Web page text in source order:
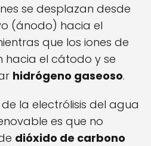
se desplazan desde
(ánodo) hacia el
que los iones de
hacia el cátodo y se
hidrógeno gaseoso.
la electrólisis del agua
es que no
dióxido de carbono